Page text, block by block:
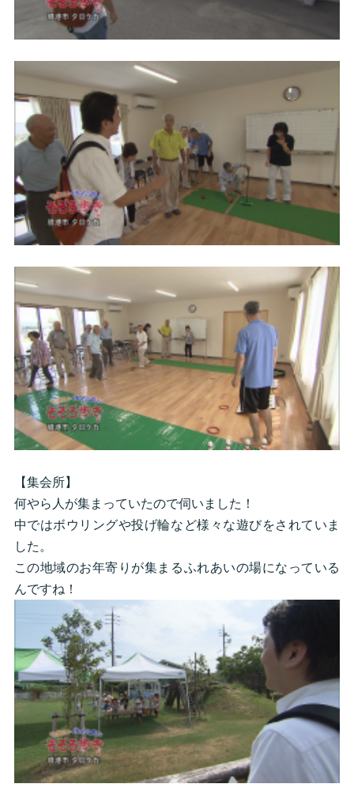
【集会所】
何やら人が集まっていたので伺いました！
中ではボウリングや投げ輪など様々な遊びをされていま
した。
この地域のお年寄りが集まるふれあいの場になっている
んですね！